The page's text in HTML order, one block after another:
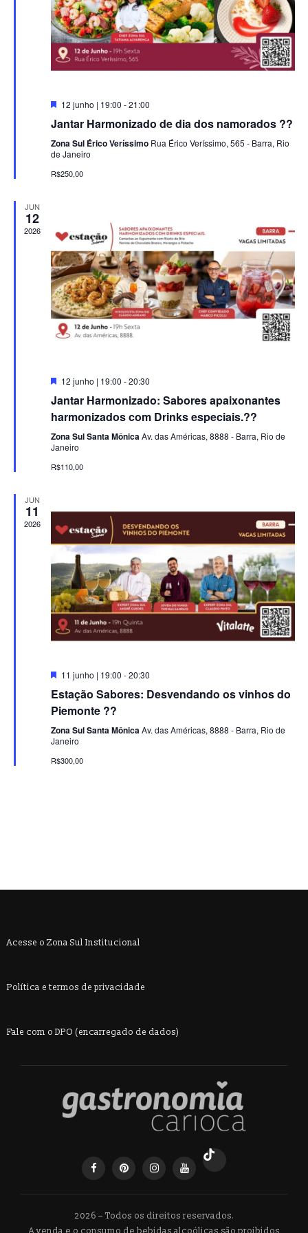
i
s
a
n
a
g
a
ç
e
v
u
a
i
s
d
E
v
ã
o
d
v
i
l
v
e
n
Destacado
12 junho | 19:00 -21:00
Jantar Harmonizado de dia dos namorados ??
Zona Sul Érico Veríssimo Rua Érico Veríssimo, 565 - Barra, Rio
de Janeiro
R$250,00
JUN
12
2026
Destacado
12 junho | 19:00 -20:30
Jantar Harmonizado: Sabores apaixonantes
harmonizados com Drinks especiais.??
Zona Sul Santa MônicaAv. das Américas, 8888 - Barra, Rio de
Janeiro
R$110,00
JUN
11
2026
Destacado
11 junho | 19:00 -20:30
Estação Sabores: Desvendando os vinhos do
Piemonte ??
Zona Sul Santa MônicaAv. das Américas, 8888 - Barra, Rio de
Janeiro
R$300,00
Acesse o Zona Sul Institucional
Política e termos de privacidade
Fale com o DPO (encarregado de dados)
2026 – Todos os direitos reservados.
A venda e o consumo de bebidas alcoólicas são proibidos